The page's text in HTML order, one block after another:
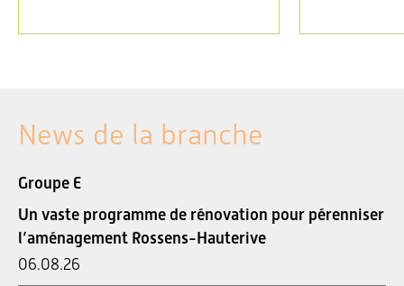
News de la branche
Groupe E
Un vaste programme de rénovation pour pérenniser
l’aménagement Rossens-Hauterive
06.08.26